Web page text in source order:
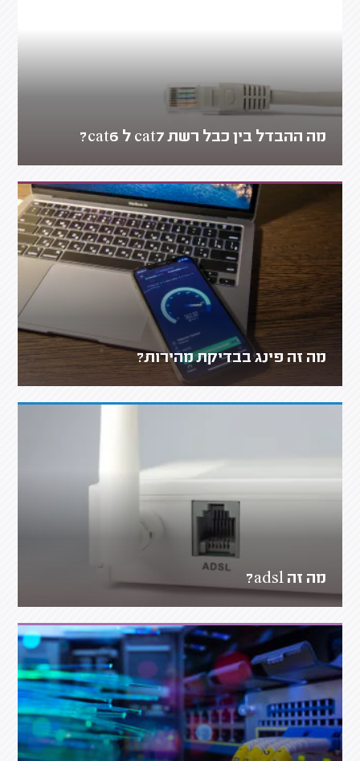
מה ההבדל בין כבל רשת cat7 ל cat6?
מה זה פינג בבדיקת מהירות?
מה זה adsl?